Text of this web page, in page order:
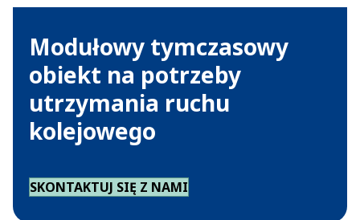
Modułowy tymczasowy
obiekt na potrzeby
utrzymania ruchu
kolejowego
SKONTAKTUJ SIĘ Z NAMI